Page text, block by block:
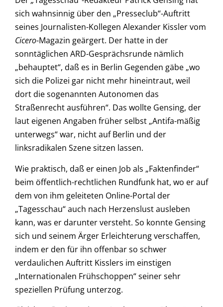
sich wahnsinnig über den „Presseclub“-Auftritt
seines Journalisten-Kollegen Alexander Kissler vom
Cicero-Magazin geärgert. Der hatte in der
sonntäglichen ARD-Gesprächsrunde nämlich
„behauptet“, daß es in Berlin Gegenden gäbe „wo
sich die Polizei gar nicht mehr hineintraut, weil
dort die sogenannten Autonomen das
Straßenrecht ausführen“. Das wollte Gensing, der
laut eigenen Angaben früher selbst „Antifa-mäßig
unterwegs“ war, nicht auf Berlin und der
linksradikalen Szene sitzen lassen.
Wie praktisch, daß er einen Job als „Faktenfinder“
beim öffentlich-rechtlichen Rundfunk hat, wo er auf
dem von ihm geleiteten Online-Portal der
„Tagesschau“ auch nach Herzenslust ausleben
kann, was er darunter versteht. So konnte Gensing
sich und seinem Ärger Erleichterung verschaffen,
indem er den für ihn offenbar so schwer
verdaulichen Auftritt Kisslers im einstigen
„Internationalen Frühschoppen“ seiner sehr
speziellen Prüfung unterzog.